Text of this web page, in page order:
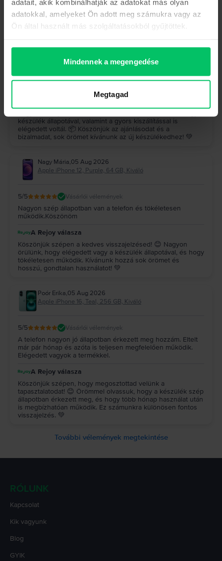
adatait, akik kombinálhatják az adatokat más olyan
adatokkal, amelyeket Ön adott meg számukra vagy az
Ön által használt más szolgáltatásokból gyűjtöttek.
Mindennek a megengedése
Megtagad
Hock József,05 Aug 2026
Samsung Galaxy S23 Ultra 5G Dual Sim, Graphite, 512 GB,
Kiváló
pontos, minden kifogástalanul működik, felülmúlta a
jár
készülék állapotával, valamint a gyors kiszállítással is
elégedett voltál. 📦 Köszönjük az ajánlásodat és a
bizalmadat, sok örömet kívánunk az új készülékedhez! 💚
Nagy Mária,05 Aug 2026
Apple iPhone 12, Purple, 64 GB, Kiváló
5/5 Vásárlói vélemények
Nagyon szép állapotban van a telefon és tökéletesen
működik.Köszönöm
A Rejoy válasza
Köszönjük szépen a kedves visszajelzésed! 😊 Nagyon
örülünk, hogy elégedett vagy a készülék állapotával, és hogy
tökéletesen működik. Kívánunk hozzá sok örömet és
hosszú, gondtalan használatot! 💚
Poór Erika,05 Aug 2026
Apple iPhone 16, Teal, 256 GB, Kiváló
5/5 Vásárlói vélemények
A telefon nagyon jó állapotban érkezett meg hozzám. Eltelt
már pár hónap és azóta is teljesen megfelelően működik.
Elégedett vagyok a termékkel.
A Rejoy válasza
Köszönjük szépen, hogy megosztottad velünk a
tapasztalatodat! 😊 Örömmel olvassuk, hogy a készülék szép
állapotban érkezett meg, és hogy több hónap használat után
is megbízhatóan működik. Ez számunkra különösen fontos
visszajelzés. 💚
További vélemények megtekintése
RÓLUNK
Kapcsolat
Kik vagyunk
Blog
GYIK